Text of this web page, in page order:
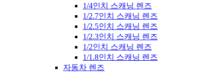
1/4인치 스캐닝 렌즈
1/2.7인치 스캐닝 렌즈
1/2.5인치 스캐닝 렌즈
1/2.3인치 스캐닝 렌즈
1/2인치 스캐닝 렌즈
1/1.8인치 스캐닝 렌즈
자동차 렌즈